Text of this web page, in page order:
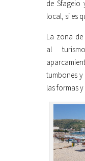
de Sfageio
local, si es
La zona de
al
tumbones
las formas